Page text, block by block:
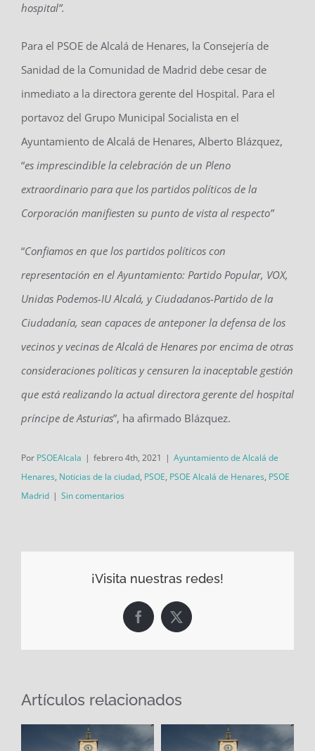
hospital”.
Para el PSOE de Alcalá de Henares, la Consejería de
Sanidad de la Comunidad de Madrid debe cesar de
inmediato a la directora gerente del Hospital. Para el
portavoz del Grupo Municipal Socialista en el
Ayuntamiento de Alcalá de Henares, Alberto Blázquez,
“es imprescindible la celebración de un Pleno
extraordinario para que los partidos políticos de la
Corporación manifiesten su punto de vista al respecto”
“Confiamos en que los partidos políticos con
representación en el Ayuntamiento: Partido Popular, VOX,
Unidas Podemos-IU Alcalá, y Ciudadanos-Partido de la
Ciudadanía, sean capaces de anteponer la defensa de los
vecinos y vecinas de Alcalá de Henares por encima de otras
consideraciones políticas y censuren la inaceptable gestión
que está realizando la actual directora gerente del hospital
príncipe de Asturias”, ha afirmado Blázquez.
Por PSOEAlcala | febrero 4th, 2021 | Ayuntamiento de Alcalá de
Henares, Noticias de la ciudad, PSOE, PSOE Alcalá de Henares, PSOE
Madrid | Sin comentarios
¡Visita nuestras redes!
Facebook
X
Artículos relacionados